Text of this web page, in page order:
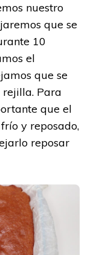
nuestro
que se
10
el
que se
Para
que el
y reposado,
reposar